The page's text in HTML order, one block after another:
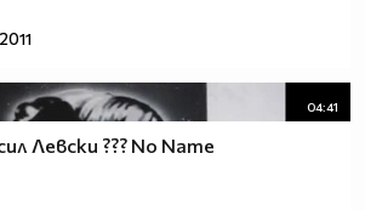
04:41
Левски ??? No Name